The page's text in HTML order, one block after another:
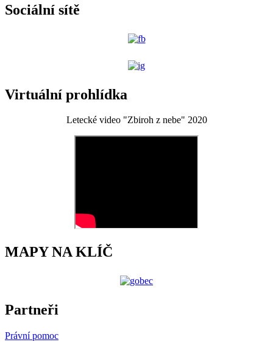
Sociální sítě
Virtuální prohlídka
Letecké video "Zbiroh z nebe" 2020
MAPY NA KLÍČ
Partneři
Právní pomoc